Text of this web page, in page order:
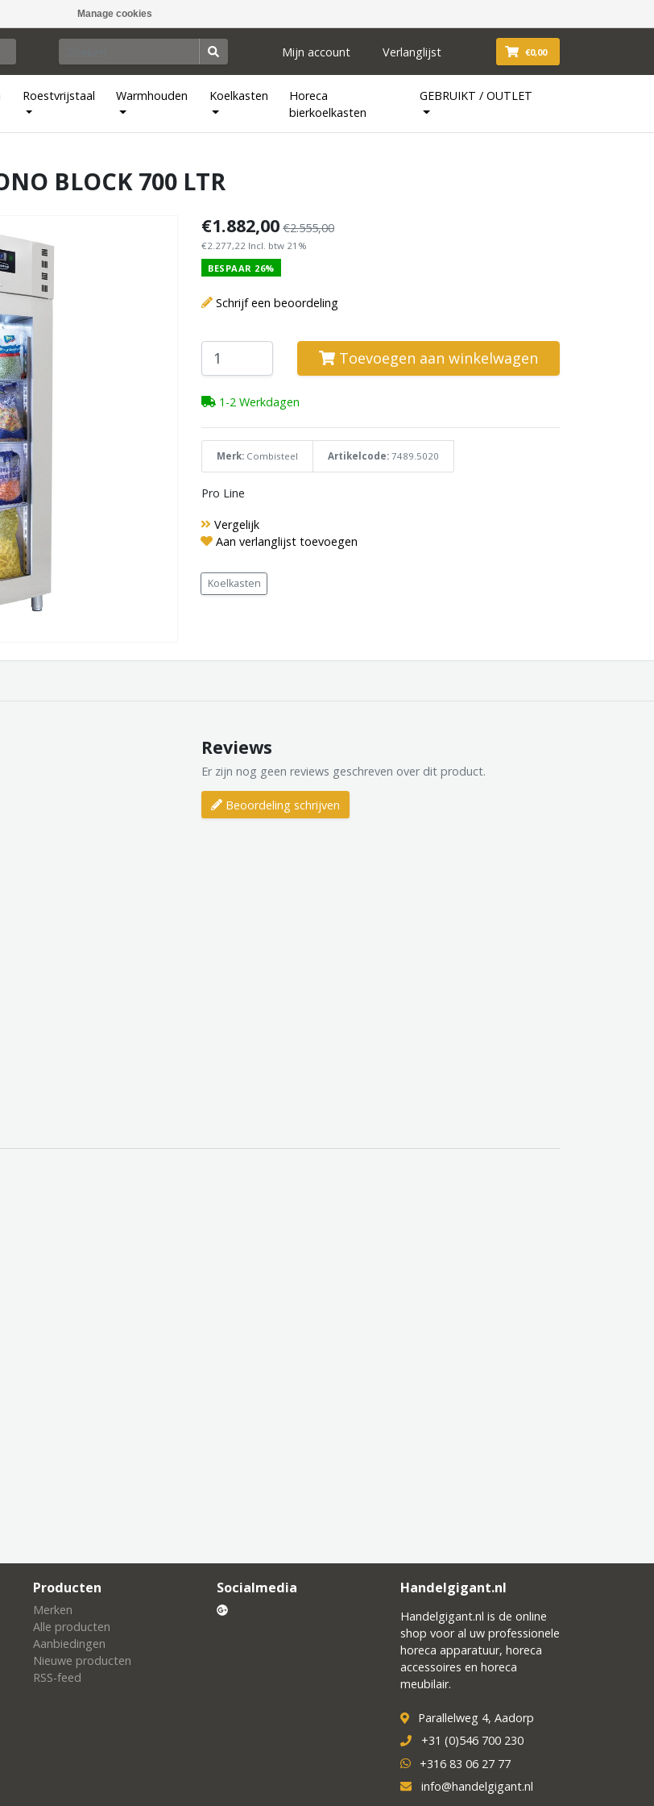
Manage cookies
Mijn account Verlanglijst €0,00
Roestvrijstaal Warmhouden Koelkasten
Horeca
bierkoelkasten
GEBRUIKT / OUTLET
BLOCK 700 LTR
€1.882,00 €2.555,00
€2.277,22 Incl. btw 21%
BESPAAR 26%
Schrijf een beoordeling
Toevoegen aan winkelwagen
1-2 Werkdagen
Merk: Combisteel Artikelcode: 7489.5020
Pro Line
Vergelijk
Aan verlanglijst toevoegen
Koelkasten
Reviews
Er zijn nog geen reviews geschreven over dit product.
Beoordeling schrijven
Producten
Merken
Alle producten
Aanbiedingen
Nieuwe producten
RSS-feed
Socialmedia Handelgigant.nl
Handelgigant.nl is de online
shop voor al uw professionele
horeca apparatuur, horeca
accessoires en horeca
meubilair.
Parallelweg 4, Aadorp
+31 (0)546 700 230
+316 83 06 27 77
info@handelgigant.nl